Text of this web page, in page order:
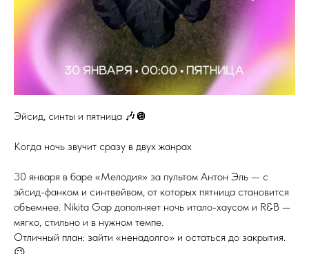
Эйсид, синты и пятница 🎶🪩
Когда ночь звучит сразу в двух жанрах
30 января в баре «Мелодия» за пультом Антон Эль — с
эйсид-фанком и синтвейвом, от которых пятница становится
объемнее. Nikita Gap дополняет ночь итало-хаусом и R&B —
мягко, стильно и в нужном темпе.
Отличный план: зайти «ненадолго» и остаться до закрытия.